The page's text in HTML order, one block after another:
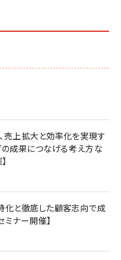
売上拡大と効率化を実現す
の成果につなげる考え方な
化と徹底した顧客志向で成
ナー開催】